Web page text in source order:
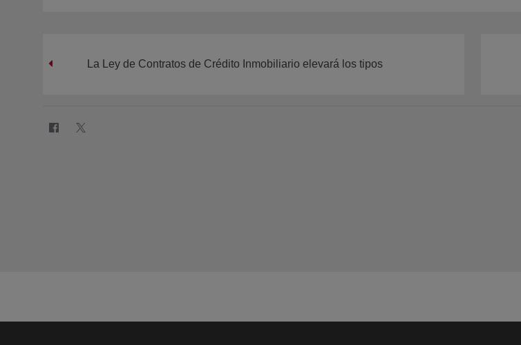
La Ley de Contratos de Crédito Inmobiliario elevará los tipos